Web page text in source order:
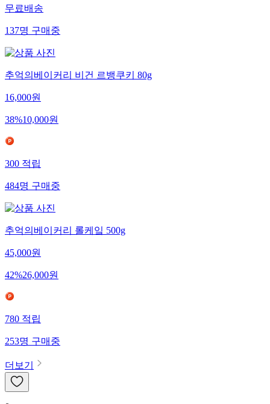
무료배송
137명구매중
추억의베이커리 비건 르뱅쿠키 80g
16,000원
38%10,000원
300적립
484명구매중
추억의베이커리 롤케잌 500g
45,000원
42%26,000원
780적립
253명구매중
더보기